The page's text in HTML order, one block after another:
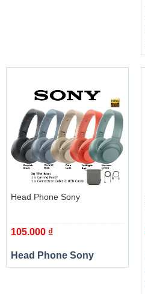
Head Phone Sony
105.000 ₫
Head Phone Sony